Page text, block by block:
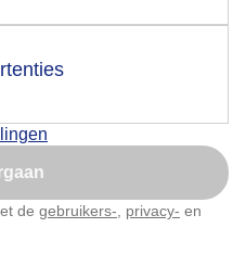
de gebruikers- privacy- en
de popup
later
aan te passen